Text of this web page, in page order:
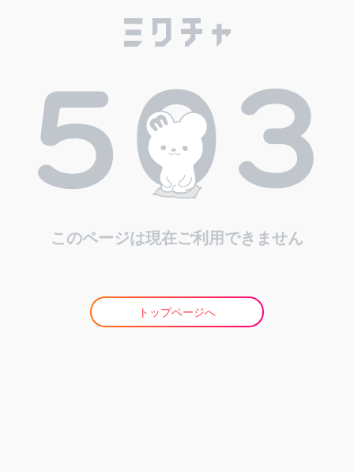
このページは現在ご利用できません